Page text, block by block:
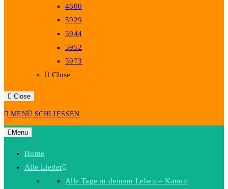
4600
5929
5944
5952
5973
Close
Close
MENÜ SCHLIESSEN
Menu
Home
Alle Lieder
Alle Tage in deinem Leben – Kanon